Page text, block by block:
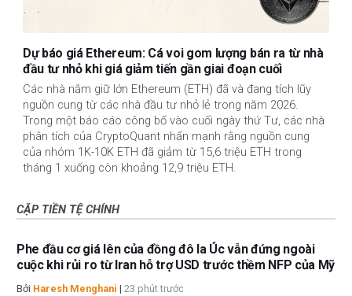
Dự báo giá Ethereum: Cá voi gom lượng bán ra từ nhà
đầu tư nhỏ khi giá giảm tiến gần giai đoạn cuối
Các nhà nắm giữ lớn Ethereum (ETH) đã và đang tích lũy
nguồn cung từ các nhà đầu tư nhỏ lẻ trong năm 2026.
Trong một báo cáo công bố vào cuối ngày thứ Tư, các nhà
phân tích của CryptoQuant nhấn mạnh rằng nguồn cung
của nhóm 1K-10K ETH đã giảm từ 15,6 triệu ETH trong
tháng 1 xuống còn khoảng 12,9 triệu ETH.
CẶP TIỀN TỆ CHÍNH
Phe đầu cơ giá lên của đồng đô la Úc vẫn đứng ngoài
cuộc khi rủi ro từ Iran hỗ trợ USD trước thềm NFP của Mỹ
Bởi Haresh Menghani | 23 phút trước